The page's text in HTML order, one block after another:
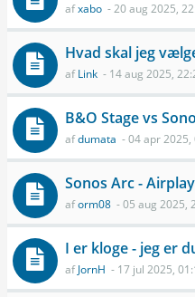
afxabo - 20 aug 2025,
Hvad skal jeg
afLink - 14 aug 2025,
B&O Stage vs
afdumata - 04 apr 2025,
Sonos Arc -
aform08 - 05 aug 2025,
I er kloge - jeg er
afJornH - 17 jul 2025,